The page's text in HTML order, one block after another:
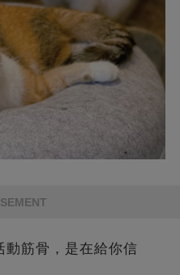
動筋骨，是在給你信